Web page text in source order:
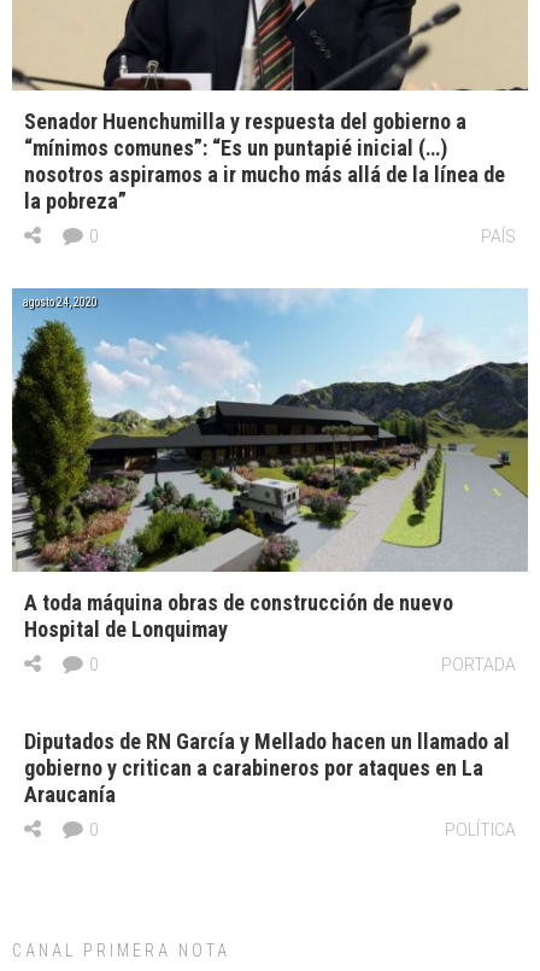
Senador Huenchumilla y respuesta del gobierno a
“mínimos comunes”: “Es un puntapié inicial (…)
nosotros aspiramos a ir mucho más allá de la línea de
la pobreza”
PAÍS
0
agosto 24, 2020
A toda máquina obras de construcción de nuevo
Hospital de Lonquimay
PORTADA
0
Diputados de RN García y Mellado hacen un llamado al
gobierno y critican a carabineros por ataques en La
Araucanía
POLÍTICA
0
CANAL PRIMERA NOTA